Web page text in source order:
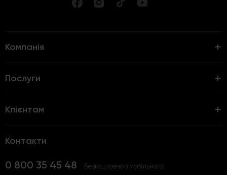
Компанія
Послуги
Клієнтам
Контакти
0 800 35 45 48 Безкоштовно з мобільного!